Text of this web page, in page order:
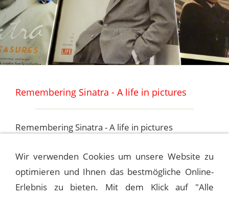
Remembering Sinatra - A life in pictures
Remembering Sinatra - A life in pictures
LEGEND
Wir verwenden Cookies um unsere Website zu
optimieren und Ihnen das bestmögliche Online-
Erlebnis zu bieten. Mit dem Klick auf "Alle